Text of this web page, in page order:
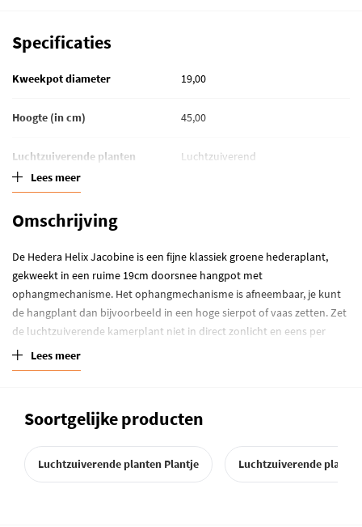
Omschrijving
De Hedera Helix Jacobine is een fijne klassiek groene hederaplant,
gekweekt in een ruime 19cm doorsnee hangpot met
ophangmechanisme. Het ophangmechanisme is afneembaar, je kunt
de hangplant dan bijvoorbeeld in een hoge sierpot of vaas zetten. Zet
de luchtzuiverende kamerplant niet in direct zonlicht en eens per
week wat water geven.
verzorging.
Lees meer
Specificaties
Kweekpot diameter 19,00
Hoogte (in cm) 45,00
Luchtzuiverende planten Luchtzuiverend
Standplaats
Waterbehoefte
Winterhardheid Kamerplant
Lees meer
Soortgelijke producten
Luchtzuiverende planten Plantje Luchtzuiverende planten